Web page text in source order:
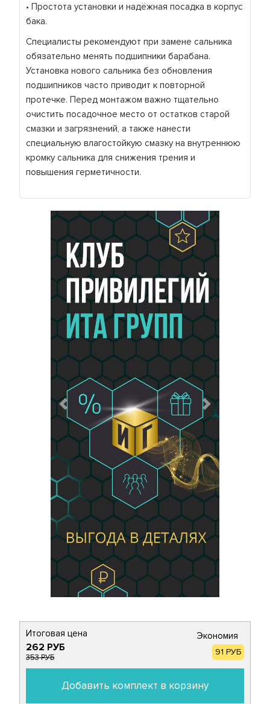
• Простота установки и надёжная посадка в корпус
бака.
Специалисты рекомендуют при замене сальника
обязательно менять подшипники барабана.
Установка нового сальника без обновления
подшипников часто приводит к повторной
протечке. Перед монтажом важно тщательно
очистить посадочное место от остатков старой
смазки и загрязнений, а также нанести
специальную влагостойкую смазку на внутреннюю
кромку сальника для снижения трения и
повышения герметичности.
Предыдущий Следующий
Итоговая цена
262 РУБ
353 РУБ
Экономия
91 РУБ
Добавить комплект в корзину